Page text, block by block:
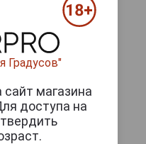
Градусов"
магазина
доступа на